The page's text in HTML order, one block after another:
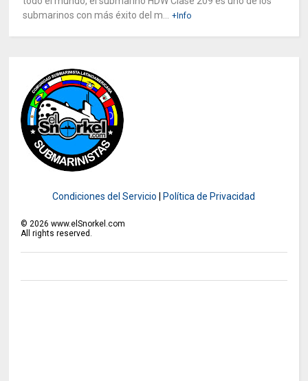
submarinos con más éxito del m... +Info
Condiciones del Servicio Política de Privacidad
©2026 www.elSnorkel.com
All rights reserved.